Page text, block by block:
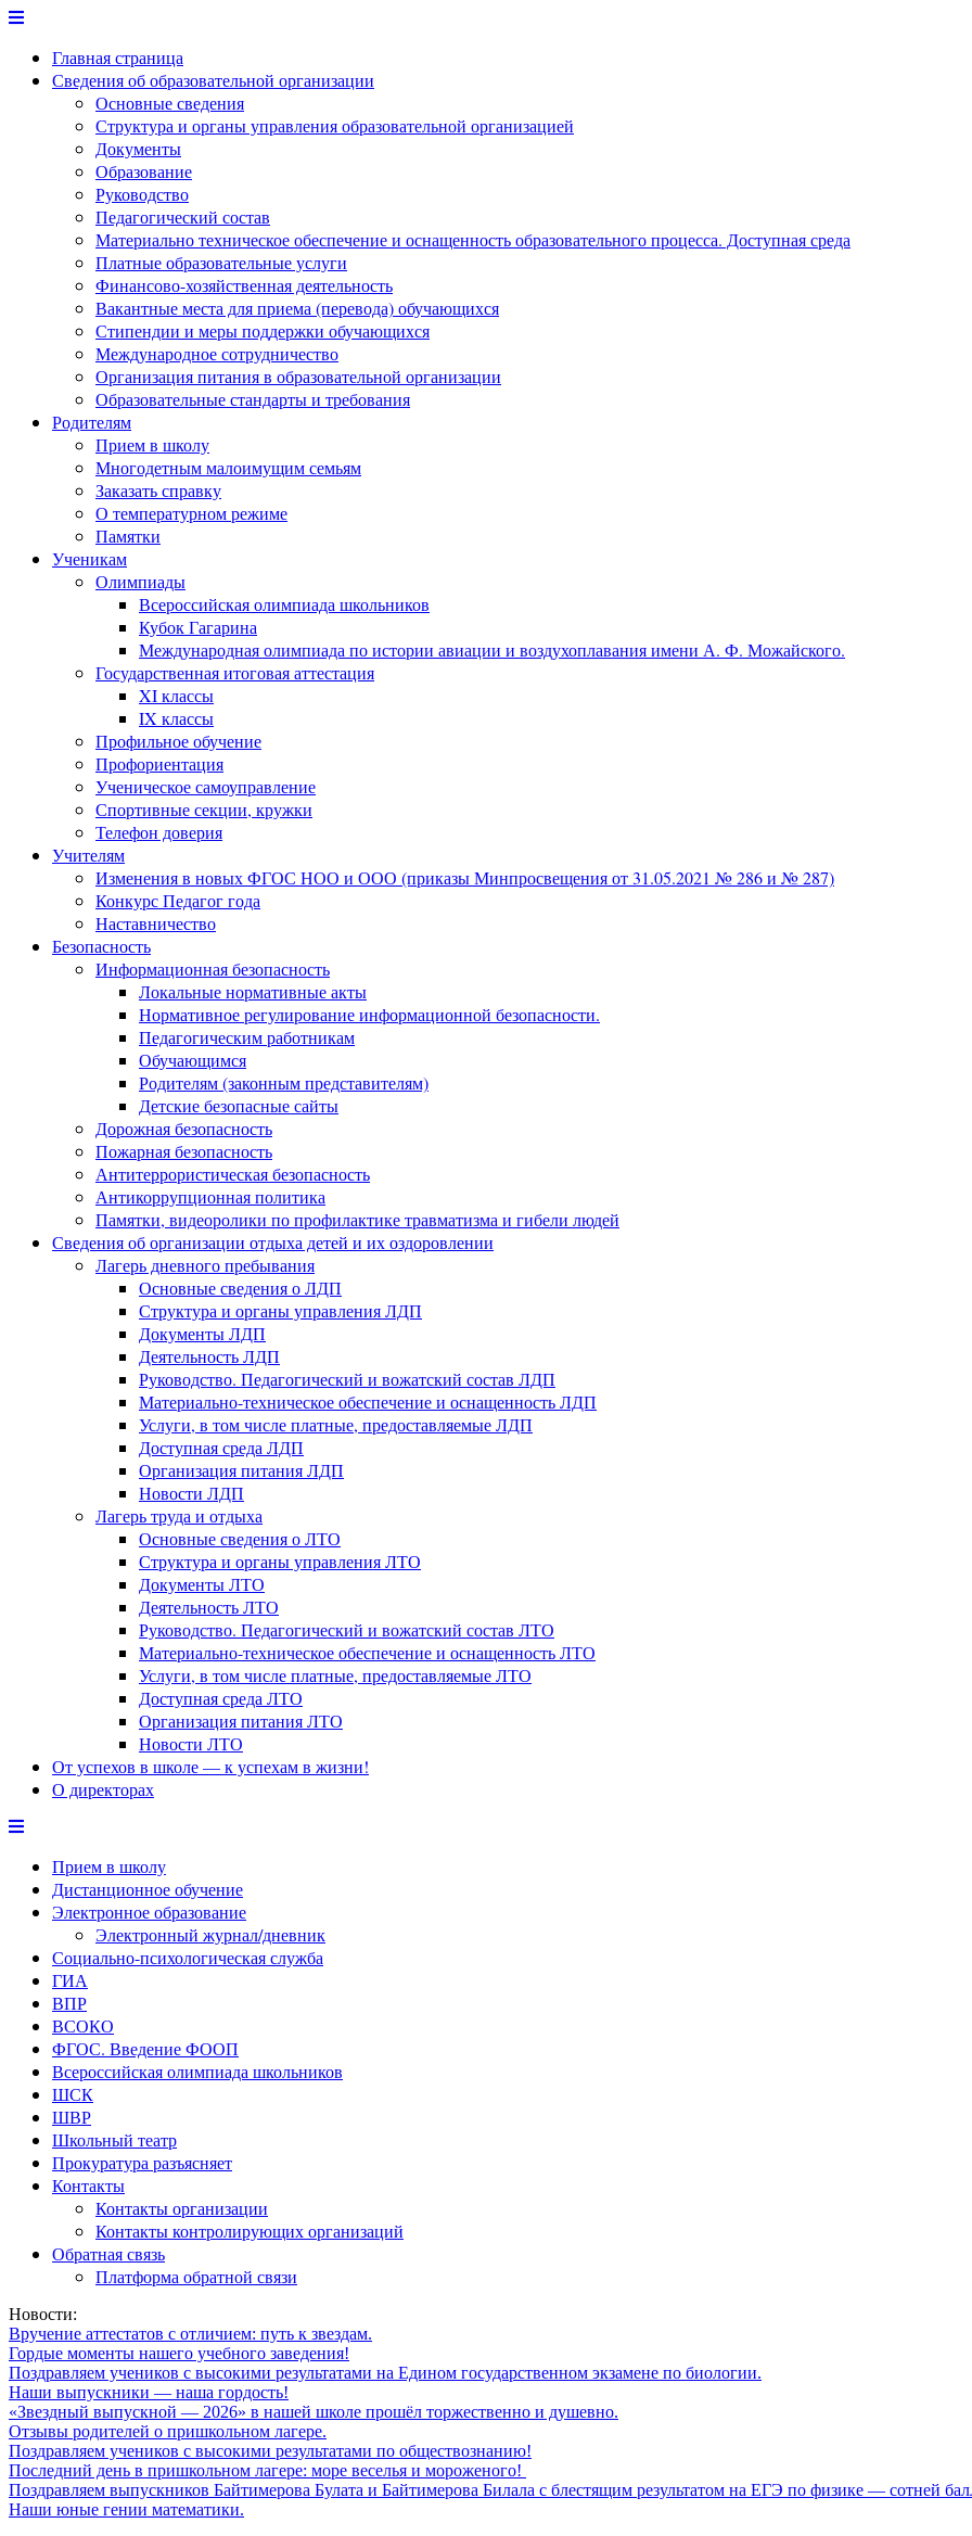
Перейти
содержимому
Главная страница
Сведения об образовательной организации
Основные сведения
Структура и органы управления образовательной организацией
Документы
Образование
Руководство
Педагогический состав
Материально техническое обеспечение и оснащенность образовательного процесса. Доступная среда
Платные образовательные услуги
Финансово-хозяйственная деятельность
Вакантные места для приема (перевода) обучающихся
Стипендии и меры поддержки обучающихся
Международное сотрудничество
Организация питания в образовательной организации
Образовательные стандарты и требования
Родителям
Прием в школу
Многодетным малоимущим семьям
Заказать справку
О температурном режиме
Памятки
Ученикам
Олимпиады
Всероссийская олимпиада школьников
Кубок Гагарина
Международная олимпиада по истории авиации и воздухоплавания имени А. Ф. Можайского.
Государственная итоговая аттестация
XI классы
IX классы
Профильное обучение
Профориентация
Ученическое самоуправление
Спортивные секции, кружки
Телефон доверия
Учителям
Изменения в новых ФГОС НОО и ООО (приказы Минпросвещения от 31.05.2021 № 286 и № 287)
Конкурс Педагог года
Наставничество
Безопасность
Информационная безопасность
Локальные нормативные акты
Нормативное регулирование информационной безопасности.
Педагогическим работникам
Обучающимся
Родителям (законным представителям)
Детские безопасные сайты
Дорожная безопасность
Пожарная безопасность
Антитеррористическая безопасность
Антикоррупционная политика
Памятки, видеоролики по профилактике травматизма и гибели людей
Сведения об организации отдыха детей и их оздоровлении
Лагерь дневного пребывания
Основные сведения о ЛДП
Структура и органы управления ЛДП
Документы ЛДП
Деятельность ЛДП
Руководство. Педагогический и вожатский состав ЛДП
Материально-техническое обеспечение и оснащенность ЛДП
Услуги, в том числе платные, предоставляемые ЛДП
Доступная среда ЛДП
Организация питания ЛДП
Новости ЛДП
Лагерь труда и отдыха
Основные сведения о ЛТО
Структура и органы управления ЛТО
Документы ЛТО
Деятельность ЛТО
Руководство. Педагогический и вожатский состав ЛТО
Материально-техническое обеспечение и оснащенность ЛТО
Услуги, в том числе платные, предоставляемые ЛТО
Доступная среда ЛТО
Организация питания ЛТО
Новости ЛТО
От успехов в школе — к успехам в жизни!
О директорах
Прием в школу
Дистанционное обучение
Электронное образование
Электронный журнал/дневник
Социально-психологическая служба
ГИА
ВПР
ВСОКО
ФГОС. Введение ФООП
Всероссийская олимпиада школьников
ШСК
ШВР
Школьный театр
Прокуратура разъясняет
Контакты
Контакты организации
Контакты контролирующих организаций
Обратная связь
Платформа обратной связи
Новости:
Вручение аттестатов с отличием: путь к звездам.
Гордые моменты нашего учебного заведения!
Поздравляем учеников с высокими результатами на Едином государственном экзамене по биологии.
Наши выпускники — наша гордость!
«Звездный выпускной — 2026» в нашей школе прошёл торжественно и душевно.
Отзывы родителей о пришкольном лагере.
Поздравляем учеников с высокими результатами по обществознанию!
Последний день в пришкольном лагере: море веселья и мороженого!
Поздравляем выпускников Байтимерова Булата и Байтимерова Билала с блестящим результатом на ЕГЭ по физике — сотней
Наши юные гении математики.